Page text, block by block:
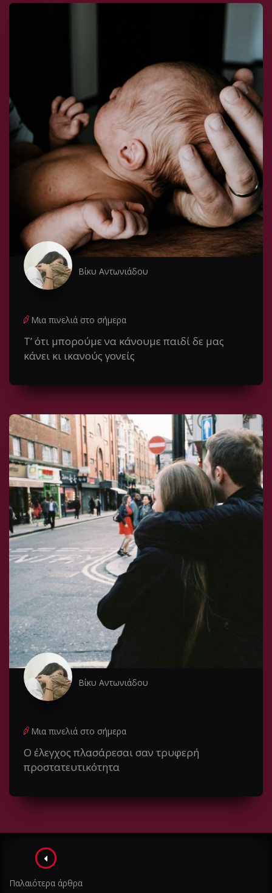
Βίκυ Αντωνιάδου
Μια πινελιά στο σήμερα
Τ’ ότι μπορούμε να κάνουμε παιδί δε μας
κάνει κι ικανούς γονείς
Βίκυ Αντωνιάδου
Μια πινελιά στο σήμερα
Ο έλεγχος πλασάρεσαι σαν τρυφερή
προστατευτικότητα
Πλοήγηση
στα
Παλαιότερα άρθρα